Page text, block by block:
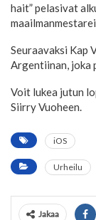
hait” pelasivat
Seuraavaksi Kap
Argentiinan,
Voit lukea jutun
Siirry Vuoheen.
iOS
Urheilu
Jakaa